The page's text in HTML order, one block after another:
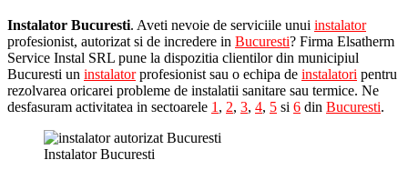
Instalator Bucuresti. Aveti nevoie de serviciile unui instalator
profesionist, autorizat si de incredere in Bucuresti? Firma Elsatherm
Service Instal SRL pune la dispozitia clientilor din municipiul
Bucuresti un instalatorprofesionist sau o echipa de instalatori pentru
rezolvarea oricarei probleme de instalatii sanitare sau termice. Ne
desfasuram activitatea in sectoarele 1 , 2, 3, 4, 5 si 6 din Bucuresti.
Instalator Bucuresti